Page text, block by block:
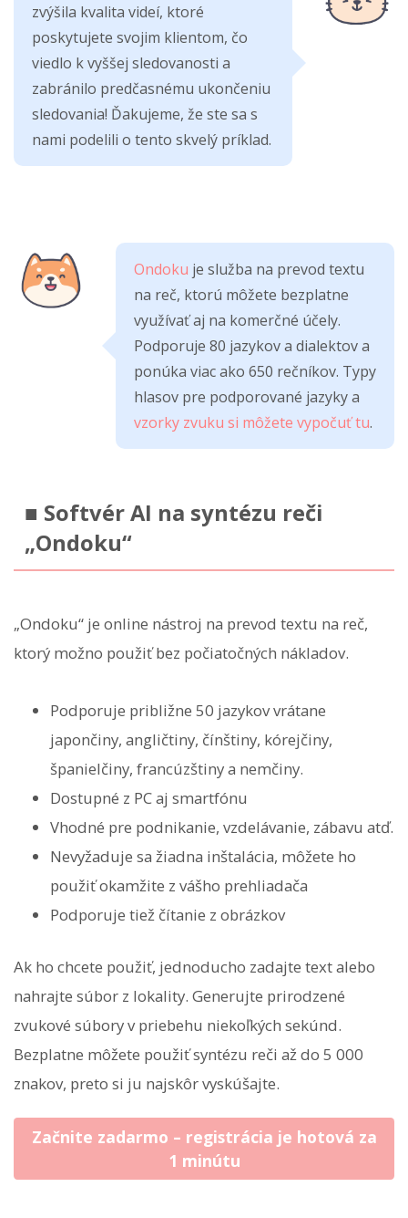
zvýšila kvalita videí, ktoré
poskytujete svojim klientom, čo
viedlo k vyššej sledovanosti a
zabránilo predčasnému ukončeniu
sledovania! Ďakujeme, že ste sa s
nami podelili o tento skvelý príklad.
Ondoku je služba na prevod textu
na reč, ktorú môžete bezplatne
využívať aj na komerčné účely.
Podporuje 80 jazykov a dialektov a
ponúka viac ako 650 rečníkov. Typy
hlasov pre podporované jazyky a
vzorky zvuku si môžete vypočuť tu.
■ Softvér AI na syntézu reči
„Ondoku“
„Ondoku“ je online nástroj na prevod textu na reč,
ktorý možno použiť bez počiatočných nákladov.
Podporuje približne 50 jazykov vrátane
japončiny, angličtiny, čínštiny, kórejčiny,
španielčiny, francúzštiny a nemčiny.
Dostupné z PC aj smartfónu
Vhodné pre podnikanie, vzdelávanie, zábavu atď.
Nevyžaduje sa žiadna inštalácia, môžete ho
použiť okamžite z vášho prehliadača
Podporuje tiež čítanie z obrázkov
Ak ho chcete použiť, jednoducho zadajte text alebo
nahrajte súbor z lokality. Generujte prirodzené
zvukové súbory v priebehu niekoľkých sekúnd.
Bezplatne môžete použiť syntézu reči až do 5 000
znakov, preto si ju najskôr vyskúšajte.
Začnite zadarmo – registrácia je hotová za
1 minútu